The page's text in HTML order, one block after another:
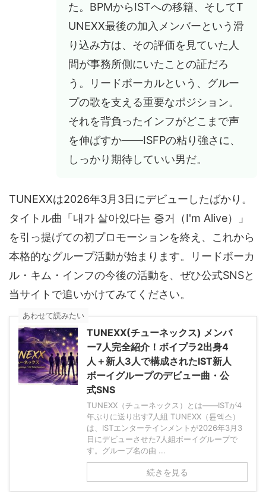
た。BPMからISTへの移籍、そしてT
UNEXX最後の加入メンバーという滑
り込み方は、その評価を見ていた人
間が事務所側にいたことの証だろ
う。リードボーカルという、グルー
プの歌を支える重要なポジション。
それを背負ったインフがどこまで声
を伸ばすか——ISFPの粘り強さに、
しっかり期待していい男だ。
TUNEXXは2026年3月3日にデビューしたばかり。
タイトル曲「내가 살아있다는 증거（I'm Alive）」
を引っ提げての初プロモーションを終え、これから
本格的なグループ活動が始まります。リードボーカ
ル・キム・インフの今後の活動を、ぜひ公式SNSと
当サイトで追いかけてみてください。
あわせて読みたい
TUNEXX(チューネックス) メンバ
ー7人完全紹介！ボイプラ2出身4
人＋新人3人で構成されたIST新人
ボーイグループのデビュー曲・公
式SNS
TUNEXX（チューネックス）とは——ISTが4
年ぶりに送り出す7人組 TUNEXX（튠엑스）
は、ISTエンターテインメントが2026年3月3
日にデビューさせた7人組ボーイグループで
す。グループ名の由 ...
続きを見る